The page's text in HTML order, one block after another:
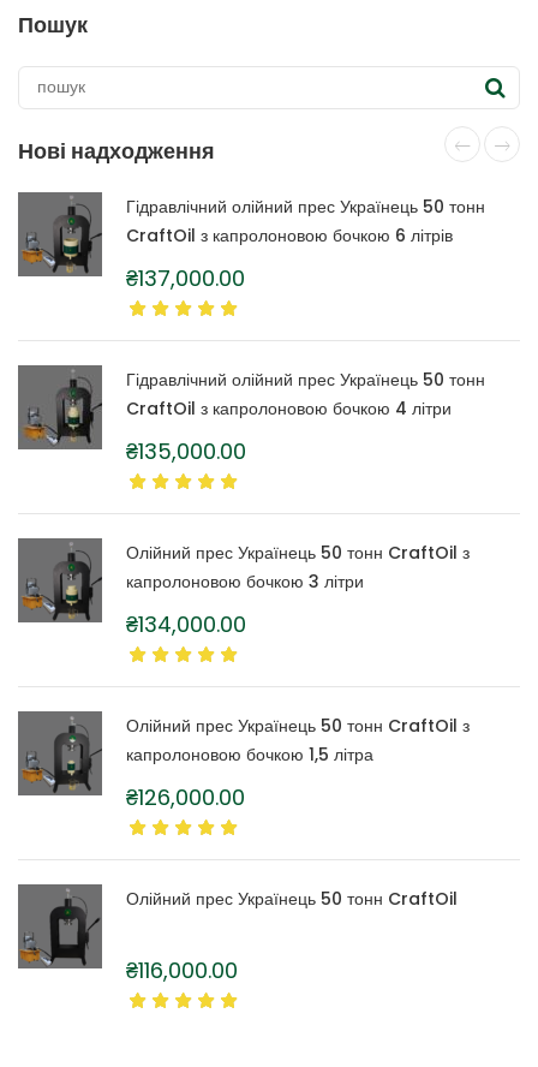
кілька
варіантів.
Параметри
можна
вибрати
на
сторінці
товару
Пошук
Нові надходження
Гідравлічний олійний прес Українець 50 тонн
CraftOil з капролоновою бочкою 6 літрів
₴137,000.00
Гідравлічний олійний прес Українець 50 тонн
CraftOil з капролоновою бочкою 4 літри
₴135,000.00
Олійний прес Українець 50 тонн CraftOil з
капролоновою бочкою 3 літри
₴134,000.00
Олійний прес Українець 50 тонн CraftOil з
капролоновою бочкою 1,5 літра
₴126,000.00
Олійний прес Українець 50 тонн CraftOil
₴116,000.00